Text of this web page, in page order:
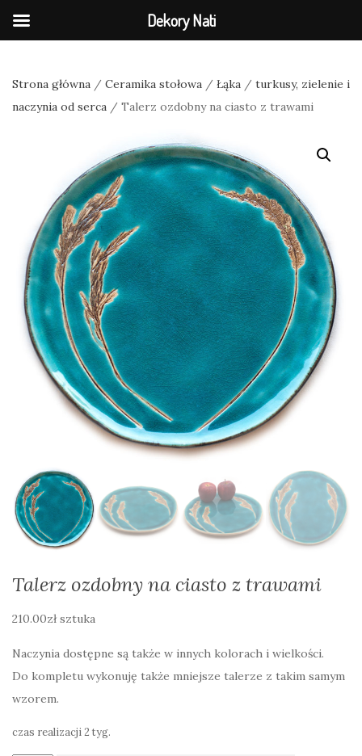
Strona główna / Ceramika stołowa / Łąka / turkusy, zielenie i
naczynia od serca / Talerz ozdobny na ciasto z trawami
Talerz ozdobny na ciasto z trawami
210.00zł sztuka
Naczynia dostępne są także w innych kolorach i wielkości.
Do kompletu wykonuję także mniejsze talerze z takim samym
wzorem.
czas realizacji 2 tyg.
Dekory Nati